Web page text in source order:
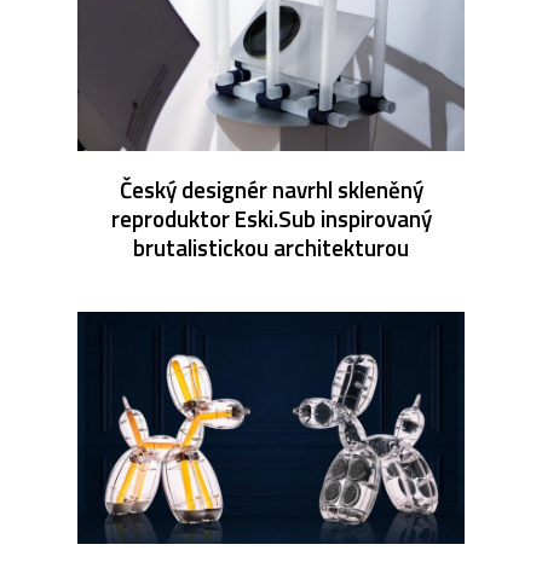
Český designér navrhl skleněný
reproduktor Eski.Sub inspirovaný
brutalistickou architekturou